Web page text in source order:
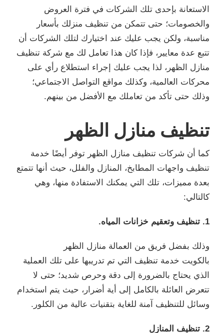
الاستعانة بإحدى تلك الشركات في فترة العروض
والخصومات؛ حتى تتمكن من تنظيف منزلك بأسعار
مناسبة، ولكن يجب عليك عند اختيارك لتلك الشركات أن
تتبع عدة معايير، فإذا كان هذا تعامل لك مع شركة تنظيف
منازل الظهر، لذا يجب عليك إجراء استطلاع رأي على
محركات العالمية، وكذلك مواقع التواصل الاجتماعي؛
وذلك حتى تأكد من تعاملك مع الأفضل من بينهم.
تنظيف منازل الظهر
كما أن شركات تنظيف منازل الظهر توفر أيضًا خدمة
تنظيف واجهات المطابخ، المنازل والفلل، حيث أنها تتمتع
بعدة مميزات، تلك التي يمكنك الاستفادة منها، وهي
كالتالي:
1. تنظيف وتعقيم خزانات المياه.
وذلك بفضل فريق من العمالة منازل الظهر
بالكويت خدمة تنظيف التي تم تدريبها على تلك العملية
الذي يحتاج بالضرورة إلى دقة وحرص شديد؛ حتى لا
تتعرض العائلة بالكامل إلى أية أضرار، حيث يتم استخدام
وسائل للتنظيف آمنة للغاية بتقنيات عالية من الكلور.
2. تنظيف المنازل